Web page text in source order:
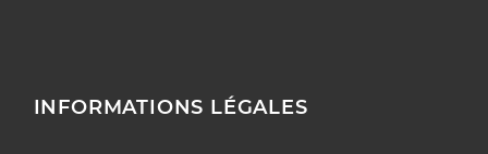
INFORMATIONS LÉGALES